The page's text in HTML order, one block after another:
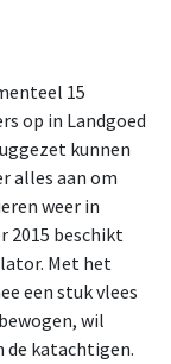
15
op in Landgoed
kunnen
alles aan om
weer in
2015 beschikt
Met het
een stuk vlees
wil
de katachtigen.